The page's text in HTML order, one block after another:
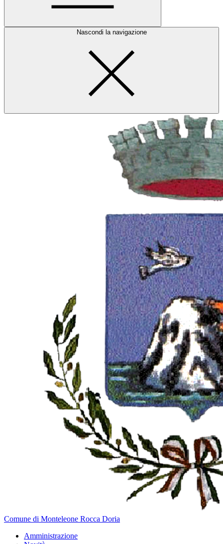
Nascondi la navigazione
Comune di Monteleone Rocca Doria
Amministrazione